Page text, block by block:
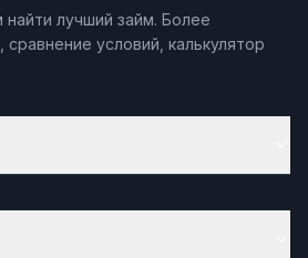
лучший займ. Более
условий, калькулятор